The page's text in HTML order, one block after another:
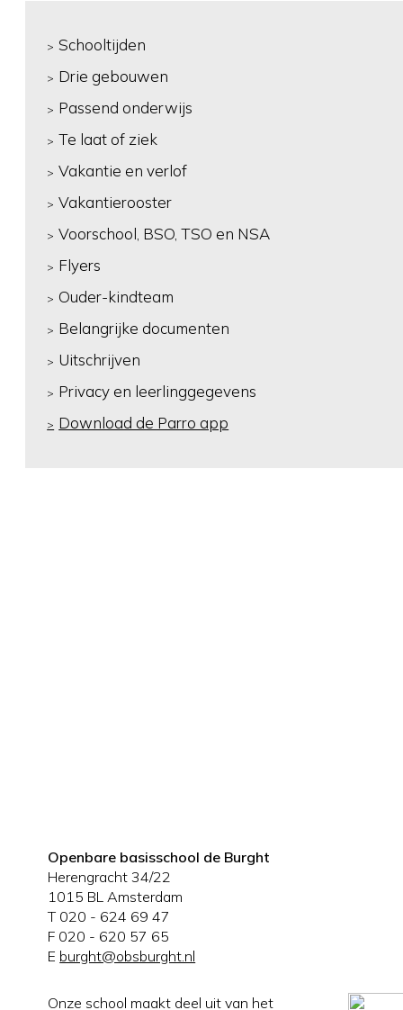
Schooltijden
Drie gebouwen
Passend onderwijs
Te laat of ziek
Vakantie en verlof
Vakantierooster
Voorschool, BSO, TSO en NSA
Flyers
Ouder-kindteam
Belangrijke documenten
Uitschrijven
Privacy en leerlinggegevens
Download de Parro app
Openbare basisschool de Burght
Herengracht 34/22
1015 BL Amsterdam
T 020 - 624 69 47
F 020 - 620 57 65
E burght@obsburght.nl
Onze school maakt deel uit van het